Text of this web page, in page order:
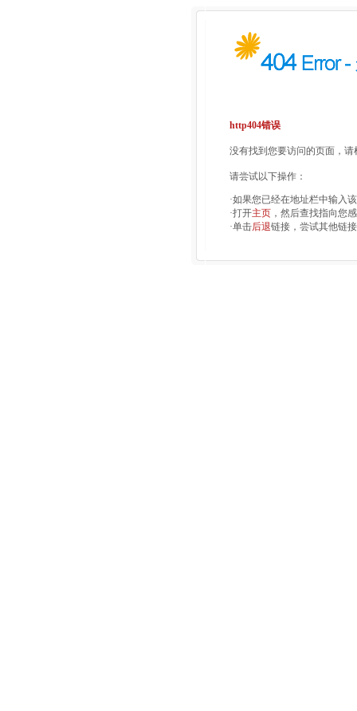
http404错误
没有找到您要访问的页面，
请尝试以下操作：
·如果您已经在地址栏中输入
·打开主页 ，然后查找指向您
·单击后退链接，尝试其他链